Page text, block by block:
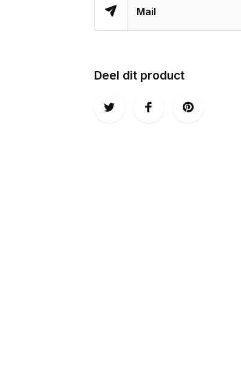
Mail
Deel dit product